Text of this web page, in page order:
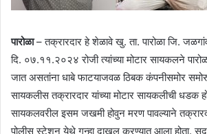
पारोळा– तक्रारदार हे शेळावे खु. ता. पारोळा जि.
दि. ०७.११.२०२४ रोजी त्यांच्या मोटार सायकलने
जात असतांना धाबे फाटयाजवळ ठिबक कंपनीसमोर
सायकलीस तक्रारदार यांच्या मोटार सायकलीची धडक
सायकलवरील इसम जखमी होवुन मरण पावल्याने
पोलीस स्टेशन येथे गुन्हा दाखल करण्यात आला होता. सदर